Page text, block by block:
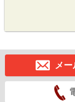
メー